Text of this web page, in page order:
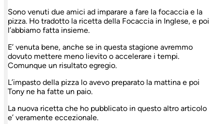
Sono venuti due amici ad imparare a fare la focaccia e la
pizza. Ho tradotto la ricetta della Focaccia in Inglese, e poi
l’abbiamo fatta insieme.
E’ venuta bene, anche se in questa stagione avremmo
dovuto mettere meno lievito o accelerare i tempi.
Comunque un risultato egregio.
L’impasto della pizza lo avevo preparato la mattina e poi
Tony ne ha fatte un paio.
La nuova ricetta che ho pubblicato in questo altro articolo
e’ veramente eccezionale.